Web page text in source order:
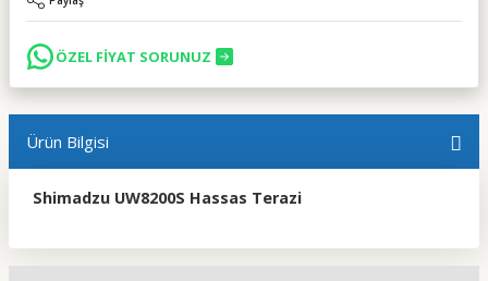
ÖZEL FİYAT SORUNUZ
Ürün Bilgisi
Shimadzu UW8200S Hassas Terazi